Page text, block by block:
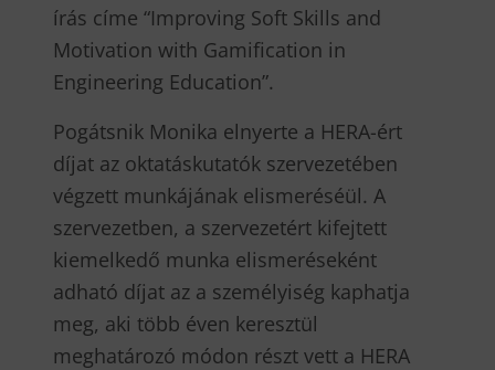
írás címe “Improving Soft Skills and
Motivation with Gamification in
Engineering Education”.
Pogátsnik Monika elnyerte a HERA-ért
díjat az oktatáskutatók szervezetében
végzett munkájának elismeréséül. A
szervezetben, a szervezetért kifejtett
kiemelkedő munka elismeréseként
adható díjat az a személyiség kaphatja
meg, aki több éven keresztül
meghatározó módon részt vett a HERA